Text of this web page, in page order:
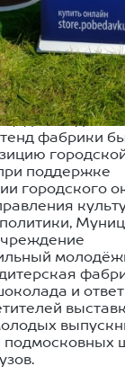
года
"Дня
фабрики
поддержке
городского
и
подмосковных